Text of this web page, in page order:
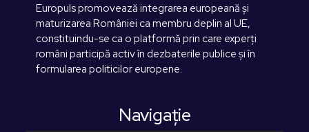
Europuls promovează integrarea europeană și
maturizarea României ca membru deplin al UE,
constituindu-se ca o platformă prin care experți
români participă activ în dezbaterile publice și în
formularea politicilor europene.
Navigaţie